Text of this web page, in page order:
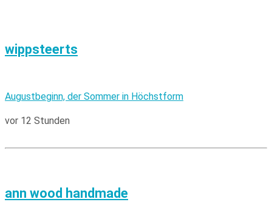
wippsteerts
Augustbeginn, der Sommer in Höchstform
vor 12 Stunden
ann wood handmade